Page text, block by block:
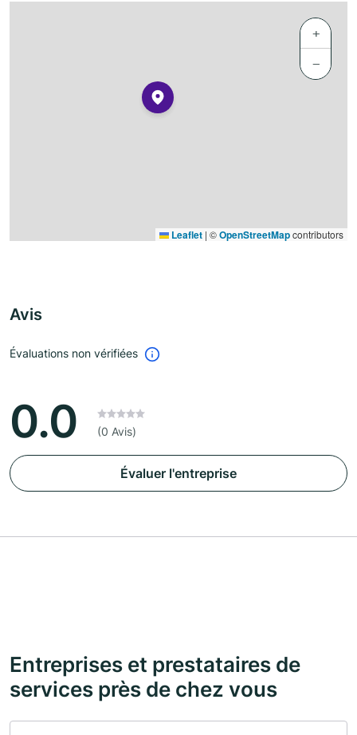
+
−
Leaflet | ©OpenStreetMapcontributors
Avis
Évaluations non vérifiées
0.0 (0 Avis)
Évaluer l'entreprise
Entreprises et prestataires de
services près de chez vous